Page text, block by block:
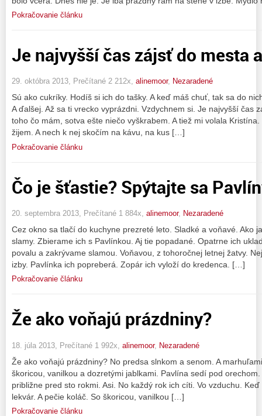
Pokračovanie článku
Je najvyšší čas zájsť do mesta
29. októbra 2013, Prečítané 2 212x, alinemoor, Nezaradené
Sú ako cukríky. Hodíš si ich do tašky. A keď máš chuť, tak sa do
A ďalšej. Až sa ti vrecko vyprázdni. Vzdychnem si. Je najvyšší čas
toho čo mám, sotva ešte niečo vyškrabem. A tiež mi volala
žijem. A nech k nej skočím na kávu, na kus […]
Pokračovanie článku
Čo je šťastie? Spýtajte sa
20. septembra 2013, Prečítané 1 884x, alinemoor, Nezaradené
Cez okno sa tlačí do kuchyne prezreté leto. Sladké a voňavé. Ako
slamy. Zbierame ich s Pavlínkou. Aj tie popadané. Opatrne ich
povalu a zakrývame slamou. Voňavou, z tohoročnej letnej žatvy.
izby. Pavlínka ich popreberá. Zopár ich vyloží do kredenca. […]
Pokračovanie článku
Že ako voňajú prázdniny?
18. júla 2013, Prečítané 1 992x, alinemoor, Nezaradené
Že ako voňajú prázdniny? No predsa slnkom a senom. A
škoricou, vanilkou a dozretými jablkami. Pavlína sedí pod
približne pred sto rokmi. Asi. No každý rok ich cíti. Vo vzduchu.
lekvár. A pečie koláč. So škoricou, vanilkou […]
Pokračovanie článku